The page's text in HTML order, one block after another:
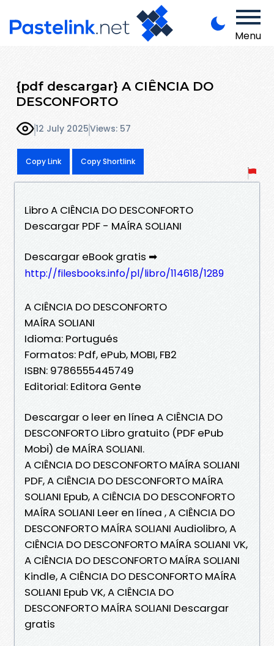
Menu
{pdf descargar} A CIÊNCIA DO
DESCONFORTO
12 July 2025Views: 57
Copy Link Copy Shortlink
Libro A CIÊNCIA DO DESCONFORTO
Descargar PDF - MAÍRA SOLIANI
Descargar eBook gratis ➡
http://filesbooks.info/pl/libro/114618/1289
A CIÊNCIA DO DESCONFORTO
MAÍRA SOLIANI
Idioma: Portugués
Formatos: Pdf, ePub, MOBI, FB2
ISBN: 9786555445749
Editorial: Editora Gente
Descargar o leer en línea A CIÊNCIA DO
DESCONFORTO Libro gratuito (PDF ePub
Mobi) de MAÍRA SOLIANI.
A CIÊNCIA DO DESCONFORTO MAÍRA SOLIANI
PDF, A CIÊNCIA DO DESCONFORTO MAÍRA
SOLIANI Epub, A CIÊNCIA DO DESCONFORTO
MAÍRA SOLIANI Leer en línea , A CIÊNCIA DO
DESCONFORTO MAÍRA SOLIANI Audiolibro, A
CIÊNCIA DO DESCONFORTO MAÍRA SOLIANI VK,
A CIÊNCIA DO DESCONFORTO MAÍRA SOLIANI
Kindle, A CIÊNCIA DO DESCONFORTO MAÍRA
SOLIANI Epub VK, A CIÊNCIA DO
DESCONFORTO MAÍRA SOLIANI Descargar
gratis